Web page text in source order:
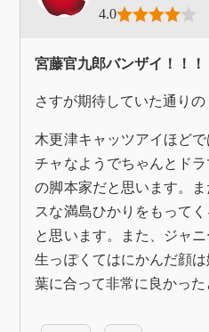
4.0
宮藤官九郎バンザイ！！！
さすが期待していた通りの
木更津キャッツアイほど
チャなようでちゃんとド
の脚本家だと思います。
スな満島ひかりをもって
と思います。また、ジャ
生っぽくてはにかんだ顔
葉に合って非常に良かった